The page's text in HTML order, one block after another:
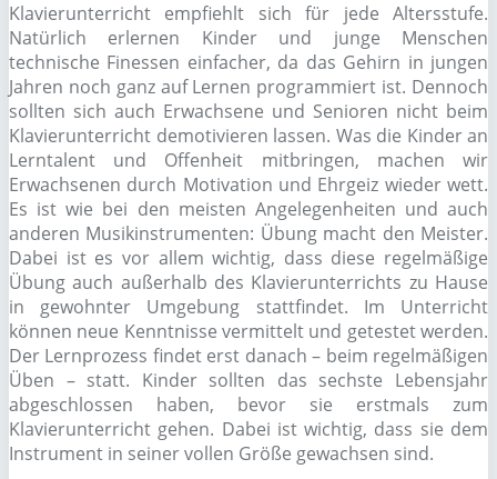
Klavierunterricht empfiehlt sich für jede Altersstufe.
Natürlich erlernen Kinder und junge Menschen
technische Finessen einfacher, da das Gehirn in jungen
Jahren noch ganz auf Lernen programmiert ist. Dennoch
sollten sich auch Erwachsene und Senioren nicht beim
Klavierunterricht demotivieren lassen. Was die Kinder an
Lerntalent und Offenheit mitbringen, machen wir
Erwachsenen durch Motivation und Ehrgeiz wieder wett.
Es ist wie bei den meisten Angelegenheiten und auch
anderen Musikinstrumenten: Übung macht den Meister.
Dabei ist es vor allem wichtig, dass diese regelmäßige
Übung auch außerhalb des Klavierunterrichts zu Hause
in gewohnter Umgebung stattfindet. Im Unterricht
können neue Kenntnisse vermittelt und getestet werden.
Der Lernprozess findet erst danach – beim regelmäßigen
Üben – statt. Kinder sollten das sechste Lebensjahr
abgeschlossen haben, bevor sie erstmals zum
Klavierunterricht gehen. Dabei ist wichtig, dass sie dem
Instrument in seiner vollen Größe gewachsen sind.